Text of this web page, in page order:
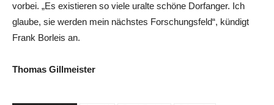
vorbei. „Es existieren so viele uralte schöne Dorfanger. Ich
glaube, sie werden mein nächstes Forschungsfeld“, kündigt
Frank Borleis an.
Thomas Gillmeister